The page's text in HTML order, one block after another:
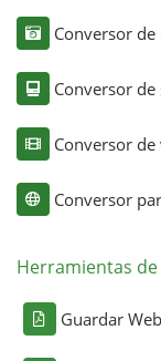
Conversor de
Conversor
Conversor de
Conversor
Herramientas
Guardar